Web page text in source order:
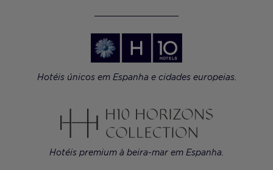
Hotéis únicos em Espanha e cidades europeias.
Hotéis premium à beira-mar em Espanha.